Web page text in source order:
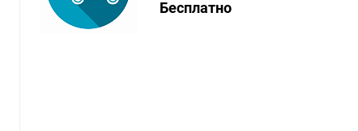
Бесплатно